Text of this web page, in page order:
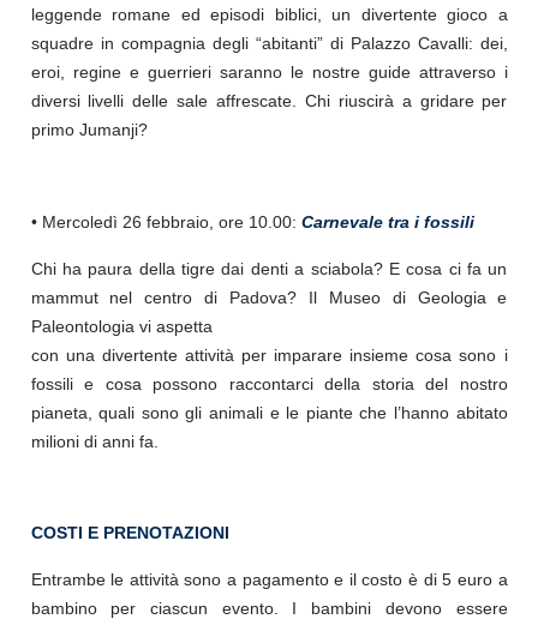
leggende romane ed episodi biblici, un divertente gioco a
squadre in compagnia degli “abitanti” di Palazzo Cavalli: dei,
eroi, regine e guerrieri saranno le nostre guide attraverso i
diversi livelli delle sale affrescate. Chi riuscirà a gridare per
primo Jumanji?
• Mercoledì 26 febbraio, ore 10.00: Carnevale tra i fossili
Chi ha paura della tigre dai denti a sciabola? E cosa ci fa un
mammut nel centro di Padova? Il Museo di Geologia e
Paleontologia vi aspetta
con una divertente attività per imparare insieme cosa sono i
fossili e cosa possono raccontarci della storia del nostro
pianeta, quali sono gli animali e le piante che l’hanno abitato
milioni di anni fa.
COSTI E PRENOTAZIONI
Entrambe le attività sono a pagamento e il costo è di 5 euro a
bambino per ciascun evento. I bambini devono essere